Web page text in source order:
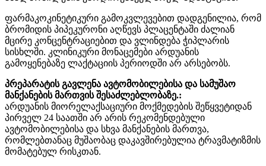
ფარმაკოკინეტიკური გამოკვლევებით დადგენილია, რომ
ბრომიდის პიპეკურონი აღწევს პლაცენტაში ძალიან
მცირე კონცენტრაციებით და ვლინდება ჭიპლარის
სისხლში. კლინიკური მონაცემები არდუანის
გამოყენებაზე ლაქტაციის პერიოდში არ არსებობს.
პრეპარატის გავლენა ავტომობილებისა და სამუშაო
მანქანების მართვის შესაძლებლობაზე.:
არდუანის მიორელაქსაციური მოქმედების შეწყვეტიდან
პირველ 24 საათში არ არის რეკომენდებული
ავტომობილებისა და სხვა მანქანების მართვა,
რომლებთანაც მუშაობაც დაკავშირებულია ტრავმატიზმის
მომატებულ რისკთან.